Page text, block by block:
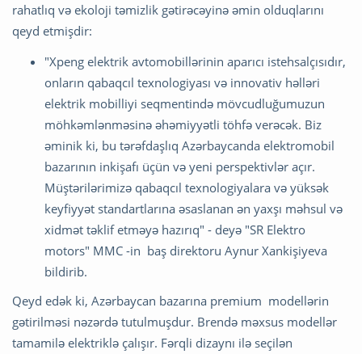
rahatlıq və ekoloji təmizlik gətirəcəyinə əmin olduqlarını
qeyd etmişdir:
"Xpeng elektrik avtomobillərinin aparıcı istehsalçısıdır,
onların qabaqcıl texnologiyası və innovativ həlləri
elektrik mobilliyi seqmentində mövcudluğumuzun
möhkəmlənməsinə əhəmiyyətli töhfə verəcək. Biz
əminik ki, bu tərəfdaşlıq Azərbaycanda elektromobil
bazarının inkişafı üçün və yeni perspektivlər açır.
Müştərilərimizə qabaqcıl texnologiyalara və yüksək
keyfiyyət standartlarına əsaslanan ən yaxşı məhsul və
xidmət təklif etməyə hazırıq" - deyə "SR Elektro
motors" MMC -in baş direktoru Aynur Xankişiyeva
bildirib.
Qeyd edək ki, Azərbaycan bazarına premium modellərin
gətirilməsi nəzərdə tutulmuşdur. Brendə məxsus modellər
tamamilə elektriklə çalışır. Fərqli dizaynı ilə seçilən